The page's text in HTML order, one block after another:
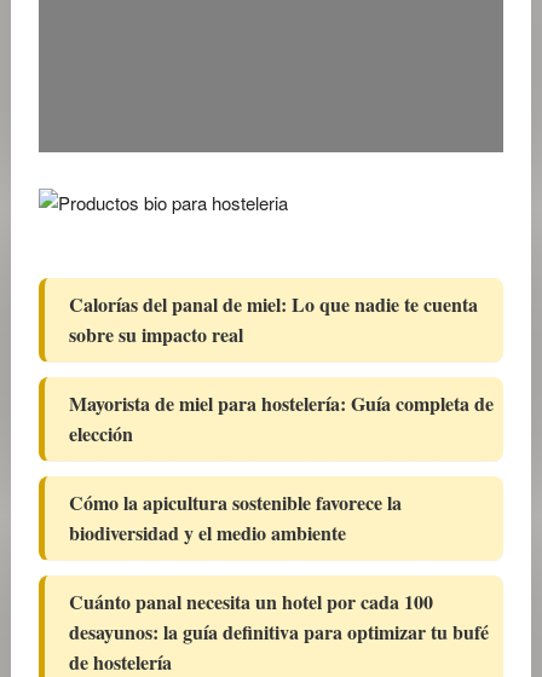
Calorías del panal de miel: Lo que nadie te cuenta
sobre su impacto real
Mayorista de miel para hostelería: Guía completa de
elección
Cómo la apicultura sostenible favorece la
biodiversidad y el medio ambiente
Cuánto panal necesita un hotel por cada 100
desayunos: la guía definitiva para optimizar tu bufé
de hostelería